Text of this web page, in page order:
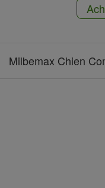
Milbemax Chien